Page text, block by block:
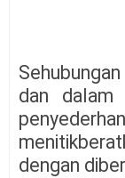
dan dalam
dengan